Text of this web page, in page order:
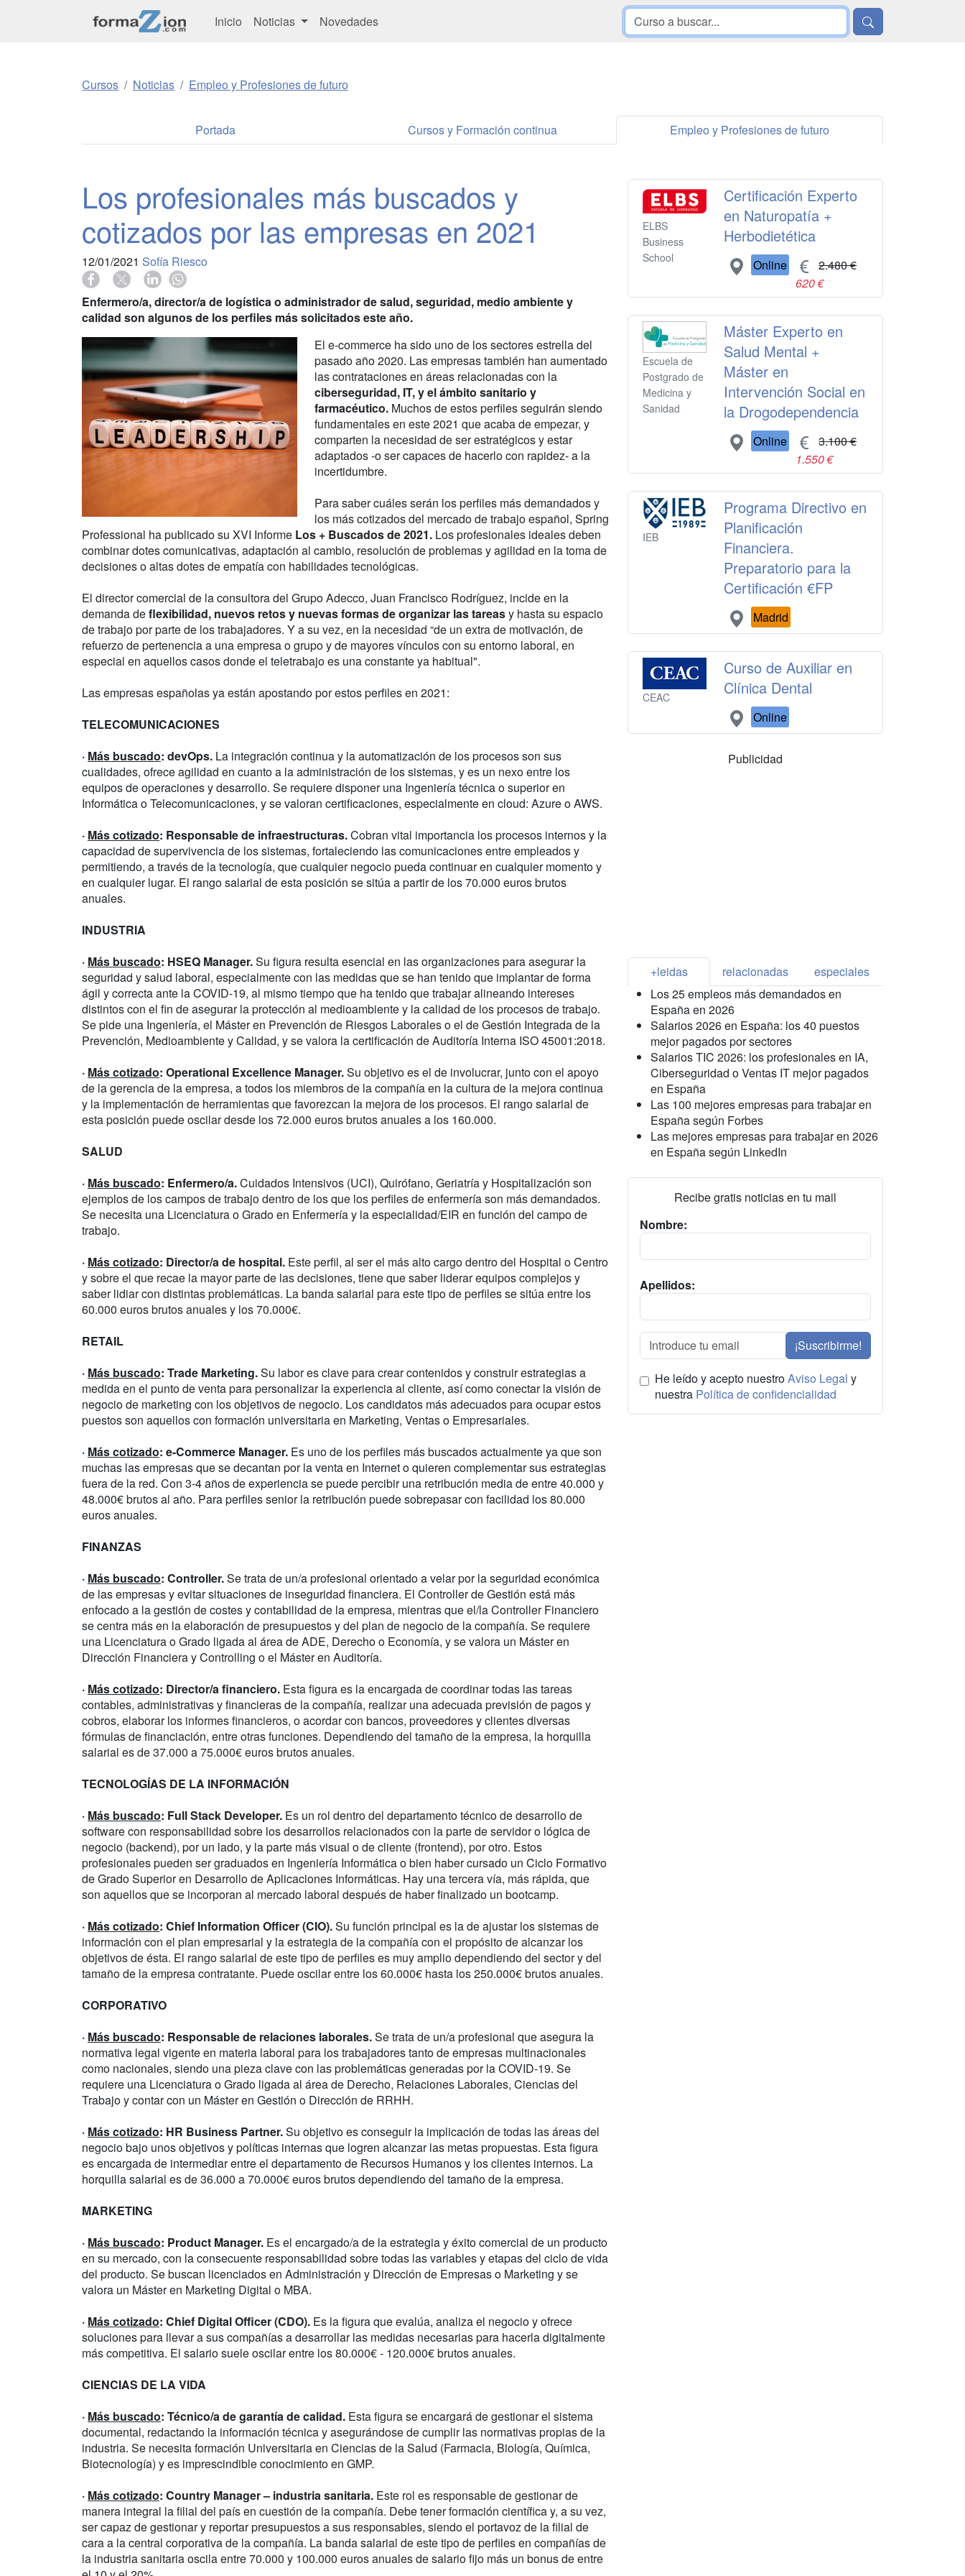
Inicio Noticias Novedades
Cursos Noticias Empleo y Profesiones de futuro
Portada Cursos y Formación continua Empleo y Profesiones de futuro
Los profesionales más buscados y
cotizados por las empresas en 2021
12/01/2021 Sofía Riesco
Enfermero/a, director/a de logística o administrador de salud, seguridad, medio ambiente y
calidad son algunos de los perfiles más solicitados este año.
El e-commerce ha sido uno de los sectores estrella del
pasado año 2020. Las empresas también han aumentado
las contrataciones en áreas relacionadas con la
ciberseguridad, IT, y el ámbito sanitario y
farmacéutico. Muchos de estos perfiles seguirán siendo
fundamentales en este 2021 que acaba de empezar, y
comparten la necesidad de ser estratégicos y estar
adaptados -o ser capaces de hacerlo con rapidez- a la
incertidumbre.
Para saber cuáles serán los perfiles más demandados y
los más cotizados del mercado de trabajo español, Spring
Professional ha publicado su XVI Informe Los + Buscados de 2021. Los profesionales ideales deben
combinar dotes comunicativas, adaptación al cambio, resolución de problemas y agilidad en la toma de
decisiones o altas dotes de empatía con habilidades tecnológicas.
El director comercial de la consultora del Grupo Adecco, Juan Francisco Rodríguez, incide en la
demanda deflexibilidad, nuevos retos y nuevas formas de organizar las tareasy hasta su espacio
de trabajo por parte de los trabajadores. Y a su vez, en la necesidad “de un extra de motivación, de
refuerzo de pertenencia a una empresa o grupo y de mayores vínculos con su entorno laboral, en
especial en aquellos casos donde el teletrabajo es una constante ya habitual".
Las empresas españolas ya están apostando por estos perfiles en 2021:
TELECOMUNICACIONES
· Más buscado: devOps. La integración continua y la automatización de los procesos son sus
cualidades, ofrece agilidad en cuanto a la administración de los sistemas, y es un nexo entre los
equipos de operaciones y desarrollo. Se requiere disponer una Ingeniería técnica o superior en
Informática o Telecomunicaciones, y se valoran certificaciones, especialmente en cloud: Azure o AWS.
· Más cotizado: Responsable de infraestructuras.Cobran vital importancia los procesos internos y la
capacidad de supervivencia de los sistemas, fortaleciendo las comunicaciones entre empleados y
permitiendo, a través de la tecnología, que cualquier negocio pueda continuar en cualquier momento y
en cualquier lugar. El rango salarial de esta posición se sitúa a partir de los 70.000 euros brutos
anuales.
INDUSTRIA
· Más buscado: HSEQ Manager.Su figura resulta esencial en las organizaciones para asegurar la
seguridad y salud laboral, especialmente con las medidas que se han tenido que implantar de forma
ágil y correcta ante la COVID-19, al mismo tiempo que ha tenido que trabajar alineando intereses
distintos con el fin de asegurar la protección al medioambiente y la calidad de los procesos de trabajo.
Se pide una Ingeniería, el Máster en Prevención de Riesgos Laborales o el de Gestión Integrada de la
Prevención, Medioambiente y Calidad, y se valora la certificación de Auditoría Interna ISO 45001:2018.
· Más cotizado: Operational Excellence Manager.Su objetivo es el de involucrar, junto con el apoyo
de la gerencia de la empresa, a todos los miembros de la compañía en la cultura de la mejora continua
y la implementación de herramientas que favorezcan la mejora de los procesos. El rango salarial de
esta posición puede oscilar desde los 72.000 euros brutos anuales a los 160.000.
SALUD
· Más buscado: Enfermero/a.Cuidados Intensivos (UCI), Quirófano, Geriatría y Hospitalización son
ejemplos de los campos de trabajo dentro de los que los perfiles de enfermería son más demandados.
Se necesita una Licenciatura o Grado en Enfermería y la especialidad/EIR en función del campo de
trabajo.
· Más cotizado: Director/a de hospital. Este perfil, al ser el más alto cargo dentro del Hospital o Centro
y sobre el que recae la mayor parte de las decisiones, tiene que saber liderar equipos complejos y
saber lidiar con distintas problemáticas. La banda salarial para este tipo de perfiles se sitúa entre los
60.000 euros brutos anuales y los 70.000€.
RETAIL
· Más buscado: Trade Marketing.Su labor es clave para crear contenidos y construir estrategias a
medida en el punto de venta para personalizar la experiencia al cliente, así como conectar la visión de
negocio de marketing con los objetivos de negocio. Los candidatos más adecuados para ocupar estos
puestos son aquellos con formación universitaria en Marketing, Ventas o Empresariales.
· Más cotizado: e-Commerce Manager. Es uno de los perfiles más buscados actualmente ya que son
muchas las empresas que se decantan por la venta en Internet o quieren complementar sus estrategias
fuera de la red. Con 3-4 años de experiencia se puede percibir una retribución media de entre 40.000 y
48.000€ brutos al año. Para perfiles senior la retribución puede sobrepasar con facilidad los 80.000
euros anuales.
FINANZAS
· Más buscado: Controller.Se trata de un/a profesional orientado a velar por la seguridad económica
de las empresas y evitar situaciones de inseguridad financiera. El Controller de Gestión está más
enfocado a la gestión de costes y contabilidad de la empresa, mientras que el/la Controller Financiero
se centra más en la elaboración de presupuestos y del plan de negocio de la compañía. Se requiere
una Licenciatura o Grado ligada al área de ADE, Derecho o Economía, y se valora un Máster en
Dirección Financiera y Controlling o el Máster en Auditoría.
· Más cotizado: Director/a financiero. Esta figura es la encargada de coordinar todas las tareas
contables, administrativas y financieras de la compañía, realizar una adecuada previsión de pagos y
cobros, elaborar los informes financieros, o acordar con bancos, proveedores y clientes diversas
fórmulas de financiación, entre otras funciones. Dependiendo del tamaño de la empresa, la horquilla
salarial es de 37.000 a 75.000€ euros brutos anuales.
TECNOLOGÍAS DE LA INFORMACIÓN
· Más buscado: Full Stack Developer. Es un rol dentro del departamento técnico de desarrollo de
software con responsabilidad sobre los desarrollos relacionados con la parte de servidor o lógica de
negocio (backend), por un lado, y la parte más visual o de cliente (frontend), por otro. Estos
profesionales pueden ser graduados en Ingeniería Informática o bien haber cursado un Ciclo Formativo
de Grado Superior en Desarrollo de Aplicaciones Informáticas. Hay una tercera vía, más rápida, que
son aquellos que se incorporan al mercado laboral después de haber finalizado un bootcamp.
· Más cotizado: Chief Information Officer (CIO).Su función principal es la de ajustar los sistemas de
información con el plan empresarial y la estrategia de la compañía con el propósito de alcanzar los
objetivos de ésta. El rango salarial de este tipo de perfiles es muy amplio dependiendo del sector y del
tamaño de la empresa contratante. Puede oscilar entre los 60.000€ hasta los 250.000€ brutos anuales.
CORPORATIVO
· Más buscado: Responsable de relaciones laborales.Se trata de un/a profesional que asegura la
normativa legal vigente en materia laboral para los trabajadores tanto de empresas multinacionales
como nacionales, siendo una pieza clave con las problemáticas generadas por la COVID-19. Se
requiere una Licenciatura o Grado ligada al área de Derecho, Relaciones Laborales, Ciencias del
Trabajo y contar con un Máster en Gestión o Dirección de RRHH.
· Más cotizado: HR Business Partner.Su objetivo es conseguir la implicación de todas las áreas del
negocio bajo unos objetivos y políticas internas que logren alcanzar las metas propuestas. Esta figura
es encargada de intermediar entre el departamento de Recursos Humanos y los clientes internos. La
horquilla salarial es de 36.000 a 70.000€ euros brutos dependiendo del tamaño de la empresa.
MARKETING
· Más buscado: Product Manager. Es el encargado/a de la estrategia y éxito comercial de un producto
en su mercado, con la consecuente responsabilidad sobre todas las variables y etapas del ciclo de vida
del producto. Se buscan licenciados en Administración y Dirección de Empresas o Marketing y se
valora un Máster en Marketing Digital o MBA.
· Más cotizado: Chief Digital Officer (CDO). Es la figura que evalúa, analiza el negocio y ofrece
soluciones para llevar a sus compañías a desarrollar las medidas necesarias para hacerla digitalmente
más competitiva. El salario suele oscilar entre los 80.000€ - 120.000€ brutos anuales.
CIENCIAS DE LA VIDA
· Más buscado: Técnico/a de garantía de calidad. Esta figura se encargará de gestionar el sistema
documental, redactando la información técnica y asegurándose de cumplir las normativas propias de la
industria. Se necesita formación Universitaria en Ciencias de la Salud (Farmacia, Biología, Química,
Biotecnología) y es imprescindible conocimiento en GMP.
· Más cotizado: Country Manager – industria sanitaria. Este rol es responsable de gestionar de
manera integral la filial del país en cuestión de la compañía. Debe tener formación científica y, a su vez,
ser capaz de gestionar y reportar presupuestos a sus responsables, siendo el portavoz de la filial de
cara a la central corporativa de la compañía. La banda salarial de este tipo de perfiles en compañías de
la industria sanitaria oscila entre 70.000 y 100.000 euros anuales de salario fijo más un bonus de entre
ELBS
Business
School
Certificación Experto
en Naturopatía +
Herbodietética
Online
2.480 €
620 €
Escuela de
Postgrado de
Medicina y
Sanidad
Máster Experto en
Salud Mental +
Máster en
Intervención Social en
la Drogodependencia
Online
3.100 €
1.550 €
IEB
Programa Directivo en
Planificación
Financiera.
Preparatorio para la
Certificación €FP
Madrid
CEAC
Curso de Auxiliar en
Clínica Dental
Online
Publicidad
+leidas relacionadas
especiales
Los 25 empleos más demandados en
España en 2026
Salarios 2026 en España: los 40 puestos
mejor pagados por sectores
Salarios TIC 2026: los profesionales en IA,
Ciberseguridad o Ventas IT mejor pagados
en España
Las 100 mejores empresas para trabajar en
España según Forbes
Las mejores empresas para trabajar en 2026
en España según LinkedIn
Recibe gratis noticias en tu mail
Nombre:
Apellidos:
¡Suscribirme!
He leído y acepto nuestroAviso Legal y
nuestra Política de confidencialidad